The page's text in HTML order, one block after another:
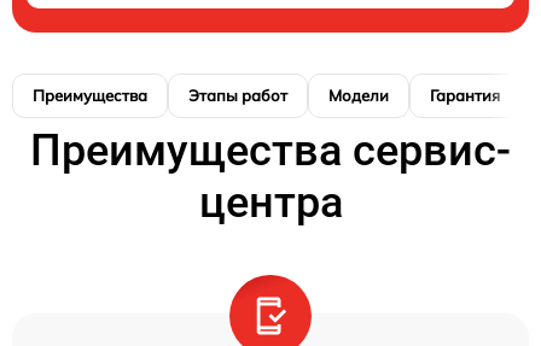
Преимущества Этапы работ Модели Гарантия
Преимущества сервис-
центра